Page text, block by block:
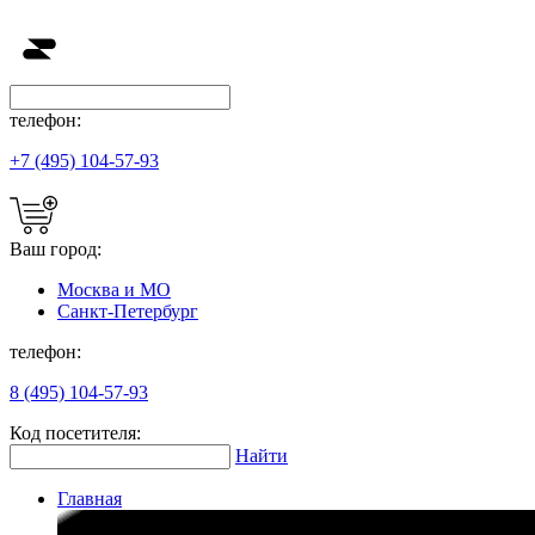
телефон:
+7 (495) 104-57-93
Ваш город:
Москва и МО
Санкт-Петербург
телефон:
8 (495) 104-57-93
Код посетителя:
Найти
Главная